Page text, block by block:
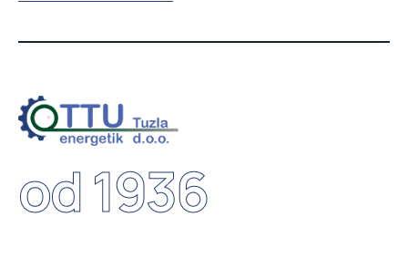
od 1936